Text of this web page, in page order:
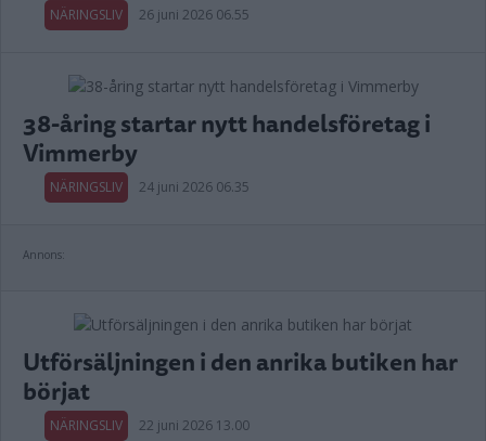
NÄRINGSLIV 26 juni 2026 06.55
38-åring startar nytt handelsföretag i
Vimmerby
NÄRINGSLIV 24 juni 2026 06.35
Annons:
Utförsäljningen i den anrika butiken har
börjat
NÄRINGSLIV 22 juni 2026 13.00